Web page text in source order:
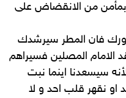
بمأمن من الانقضاض على
فان المطر سيرشدك
الامام المصلين فسيراهم
سيسعدنا اينما نبت
او نقهر قلب احد و لا